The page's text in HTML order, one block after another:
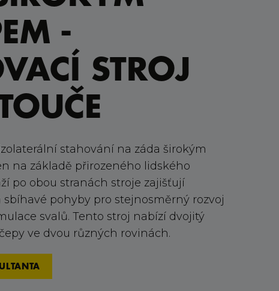
-
STROJ
stahování na záda širokým
na základě přirozeného lidského
po obou stranách stroje zajišťují
sbíhavé pohyby pro stejnosměrný rozvoj
svalů. Tento stroj nabízí dvojitý
ve dvou různých rovinách.